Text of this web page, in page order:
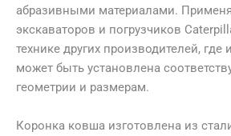
абразивными материалами.
экскаваторов и погрузчиков
технике других производителей, где
может быть установлена
геометрии и размерам.
Коронка ковша изготовлена из